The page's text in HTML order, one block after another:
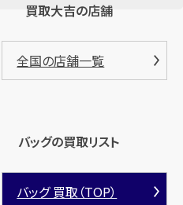
買取大吉の店舗
全国の店舗一覧
バッグの買取リスト
バッグ 買取（TOP）